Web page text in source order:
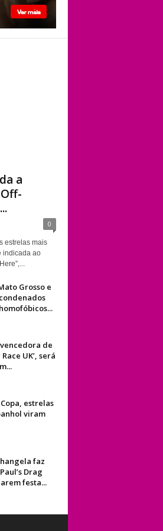
a
0
estrelas mais
indicada ao
Grosso e
de
Race UK’, será
estrelas
viram
faz
Drag
festa...